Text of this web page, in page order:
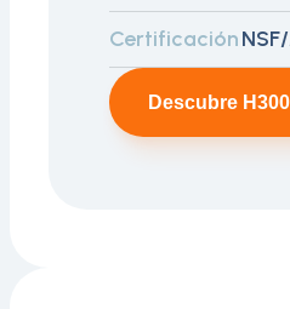
Certificación
Descubre H300